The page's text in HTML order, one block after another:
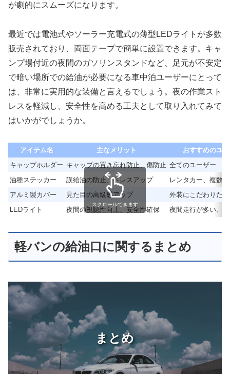
が劇的にスムーズになります。
最近では電池式やソーラー充電式の薄型LEDライトが多数
販売されており、両面テープで簡単に設置できます。キャ
ンプ場付近の夜間のガソリンスタンドなど、足元が不安定
で暗い場所での給油が必要になる車中泊ユーザーにとって
は、非常に実用的な装備と言えるでしょう。夜の作業スト
レスを軽減し、安全性を高める工夫として取り入れてみて
はいかがでしょうか。
アイテム名 主なメリット
おすすめのユ
キャップホルダー キャップの置き忘れ防止、傷防止 全てのユーザー
油種ステッカー
誤給油の防止、ドレスアップ
レンタカー、複数
アルミ製カバー
見た目の高級感アップ
外装にこだわりた
LEDライト
夜間の視認性向上、安全性確保 夜間走行が多い、
スクロールできます
軽バンの給油口に関するまとめ
まとめ